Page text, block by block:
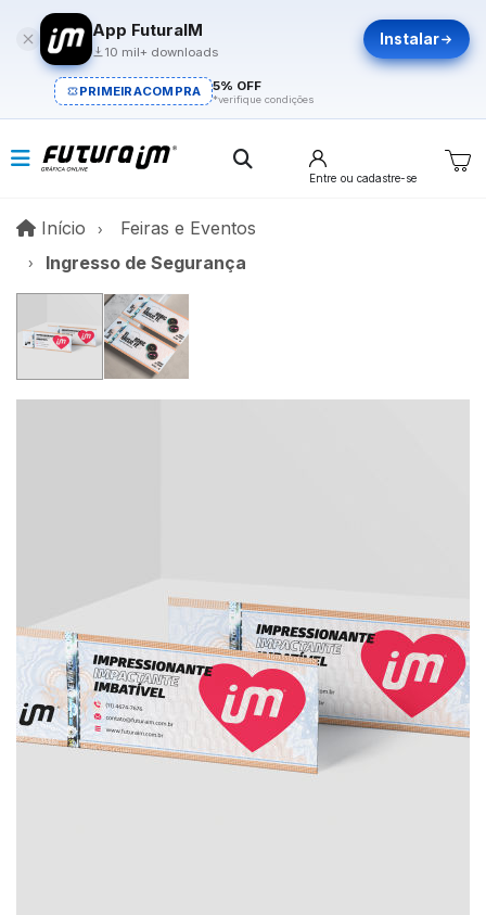
App FuturaIM
10 mil+ downloads
Instalar
PRIMEIRACOMPRA 5% OFF
*verifique condições
Entre ou cadastre-se
Início InícioFeiras e Eventos
Ingresso de Segurança